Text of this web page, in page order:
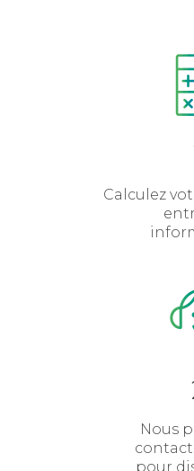
Calculez
Nous
contact
pour